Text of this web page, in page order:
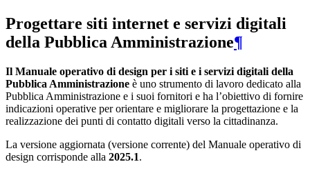
Progettare siti internet e servizi digitali
della Pubblica Amministrazione¶
Il Manuale operativo di design per i siti e i servizi digitali della
Pubblica Amministrazione è uno strumento di lavoro dedicato alla
Pubblica Amministrazione e i suoi fornitori e ha l’obiettivo di fornire
indicazioni operative per orientare e migliorare la progettazione e la
realizzazione dei punti di contatto digitali verso la cittadinanza.
La versione aggiornata (versione corrente) del Manuale operativo di
design corrisponde alla 2025.1.